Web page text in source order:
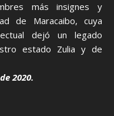
más insignes y
de Maracaibo, cuya
dejó un legado
estado Zulia y de
2020.